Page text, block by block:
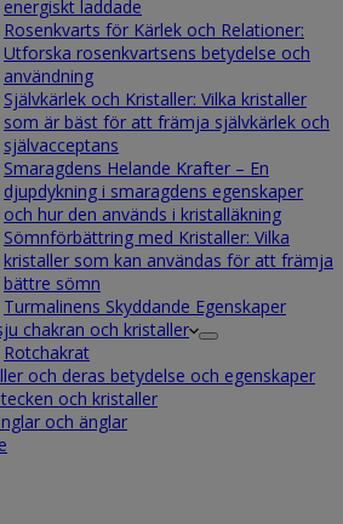
energiskt laddade
Rosenkvarts för Kärlek och Relationer:
Utforska rosenkvartsens betydelse och
användning
Självkärlek och Kristaller: Vilka kristaller
som är bäst för att främja självkärlek och
självacceptans
Smaragdens Helande Krafter – En
djupdykning i smaragdens egenskaper
och hur den används i kristalläkning
Sömnförbättring med Kristaller: Vilka
kristaller som kan användas för att främja
bättre sömn
Turmalinens Skyddande Egenskaper
chakran och kristaller
Rotchakrat
och deras betydelse och egenskaper
och kristaller
och änglar